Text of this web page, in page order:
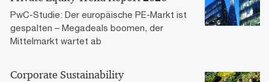
PwC-Studie: Der europäische PE-Markt ist
gespalten – Megadeals boomen, der
Mittelmarkt wartet ab
Corporate Sustainability